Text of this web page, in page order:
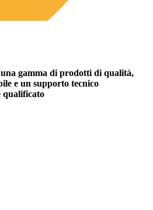
gamma di prodotti di qualità,
e un supporto tecnico
qualificato